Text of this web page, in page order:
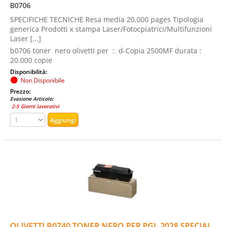
B0706
SPECIFICHE TECNICHE Resa media 20.000 pages Tipologia
generica Prodotti x stampa Laser/Fotocpiatrici/Multifunzioni
Laser [...]
b0706 toner nero olivetti per : d-Copia 2500MF durata :
20.000 copie
Disponibilità:
Non Disponibile
Prezzo:
Evasione Articolo:
2-5 Giorni lavorativi